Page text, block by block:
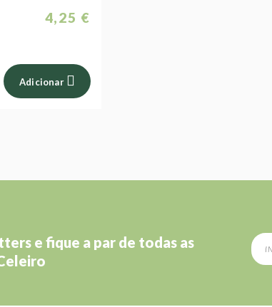
4,25 €
Adicionar
e fique a par de todas as